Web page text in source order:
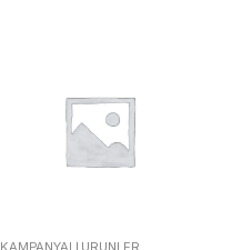
KAMPANYALI ÜRÜNLER